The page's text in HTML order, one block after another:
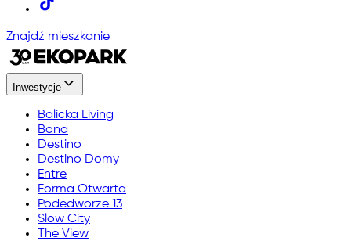
Znajdź mieszkanie
Inwestycje
Balicka Living
Bona
Destino
Destino Domy
Entre
Forma Otwarta
Podedworze 13
Slow City
The View